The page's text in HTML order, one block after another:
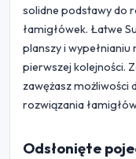
solidne podstawy do
łamigłówek. Łatwe
planszy i
pierwszej kolejności.
zawężasz możliwości
rozwiązania
Odsłonięte